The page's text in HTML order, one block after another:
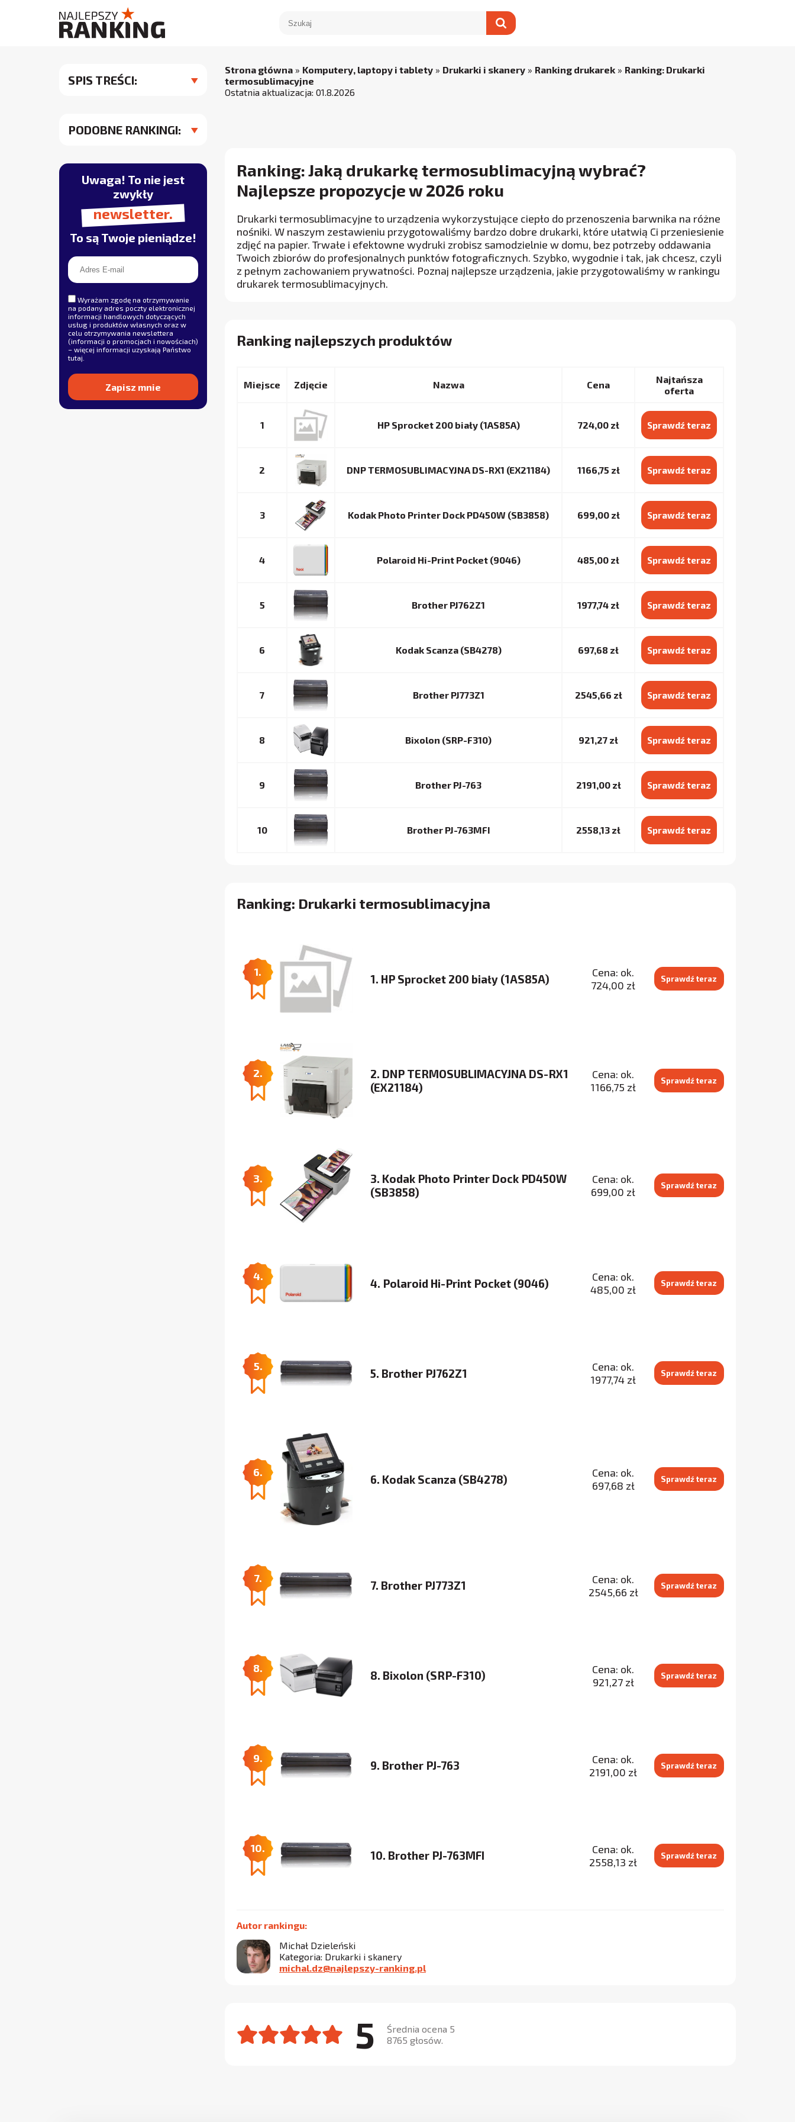
SPIS TREŚCI:
PODOBNE RANKINGI:
Uwaga! To nie jest
zwykły
newsletter.
To są Twoje pieniądze!
Wyrażam zgodę na otrzymywanie
na podany adres poczty elektronicznej
informacji handlowych dotyczących
usług i produktów własnych oraz w
celu otrzymywania newslettera
(informacji o promocjach i nowościach)
– więcej informacji uzyskają Państwo
tutaj
Strona główna » Komputery, laptopy i tablety » Drukarki i skanery » Ranking drukarek » Ranking: Drukarki
termosublimacyjne
Ostatnia aktualizacja: 01.8.2026
Ranking: Jaką drukarkę termosublimacyjną wybrać?
Najlepsze propozycje w 2026 roku
Drukarki termosublimacyjne to urządzenia wykorzystujące ciepło do przenoszenia barwnika na różne
nośniki. W naszym zestawieniu przygotowaliśmy bardzo dobre drukarki, które ułatwią Ci przeniesienie
zdjęć na papier. Trwałe i efektowne wydruki zrobisz samodzielnie w domu, bez potrzeby oddawania
Twoich zbiorów do profesjonalnych punktów fotograficznych. Szybko, wygodnie i tak, jak chcesz, czyli
z pełnym zachowaniem prywatności. Poznaj najlepsze urządzenia, jakie przygotowaliśmy w rankingu
drukarek termosublimacyjnych.
Ranking najlepszych produktów
Miejsce Nazwa Cena
Najtańsza
oferta
1 HP Sprocket 200 biały (1AS85A) 724,00 zł Sprawdź teraz
2 DNP TERMOSUBLIMACYJNA DS-RX1 (EX21184) 1166,75 zł Sprawdź teraz
3 Kodak Photo Printer Dock PD450W (SB3858) 699,00 zł Sprawdź teraz
4 Polaroid Hi-Print Pocket (9046) 485,00 zł Sprawdź teraz
5 Brother PJ762Z1 1977,74 zł Sprawdź teraz
6 Kodak Scanza (SB4278) 697,68 zł Sprawdź teraz
7 Brother PJ773Z1 2545,66 zł Sprawdź teraz
8 Bixolon (SRP-F310) 921,27 zł Sprawdź teraz
9 Brother PJ-763 2191,00 zł Sprawdź teraz
10 Brother PJ-763MFI 2558,13 zł Sprawdź teraz
Ranking: Drukarki termosublimacyjna
1.
1. HP Sprocket 200 biały (1AS85A)
Cena: ok.
724,00 zł
Sprawdź teraz
2.
2. DNP TERMOSUBLIMACYJNA DS-RX1
(EX21184)
Cena: ok.
1166,75 zł
Sprawdź teraz
3.
3. Kodak Photo Printer Dock PD450W
(SB3858)
Cena: ok.
699,00 zł
Sprawdź teraz
4.
4. Polaroid Hi-Print Pocket (9046)
Cena: ok.
485,00 zł
Sprawdź teraz
5.
5. Brother PJ762Z1
Cena: ok.
1977,74 zł
Sprawdź teraz
6.
6. Kodak Scanza (SB4278)
Cena: ok.
697,68 zł
Sprawdź teraz
7.
7. Brother PJ773Z1
Cena: ok.
2545,66 zł
Sprawdź teraz
8.
8. Bixolon (SRP-F310)
Cena: ok.
921,27 zł
Sprawdź teraz
9.
9. Brother PJ-763
Cena: ok.
2191,00 zł
Sprawdź teraz
10.
10. Brother PJ-763MFI
Cena: ok.
2558,13 zł
Sprawdź teraz
Autor rankingu:
Michał Dzieleński
Kategoria: Drukarki i skanery
michal.dz@najlepszy-ranking.pl
5
Średnia ocena 5
8765 głosów.